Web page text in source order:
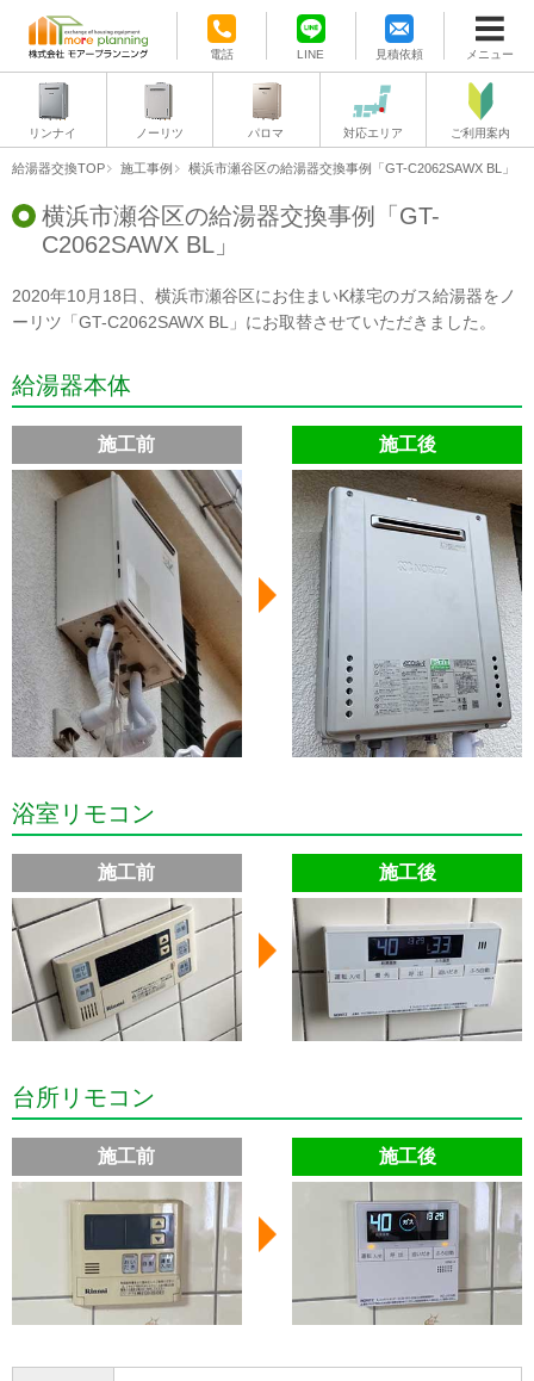
電話 LINE 見積依頼 メニュー
リンナイ ノーリツ パロマ 対応エリア ご利用案内
給湯器交換TOP 施工事例 横浜市瀬谷区の給湯器交換事例「GT-C2062SAWX BL」
横浜市瀬谷区の給湯器交換事例「GT-
C2062SAWX BL」
2020年10月18日、横浜市瀬谷区にお住まいK様宅のガス給湯器をノ
ーリツ「GT-C2062SAWX BL」にお取替させていただきました。
給湯器本体
施工前 施工後
浴室リモコン
施工前 施工後
台所リモコン
施工前 施工後